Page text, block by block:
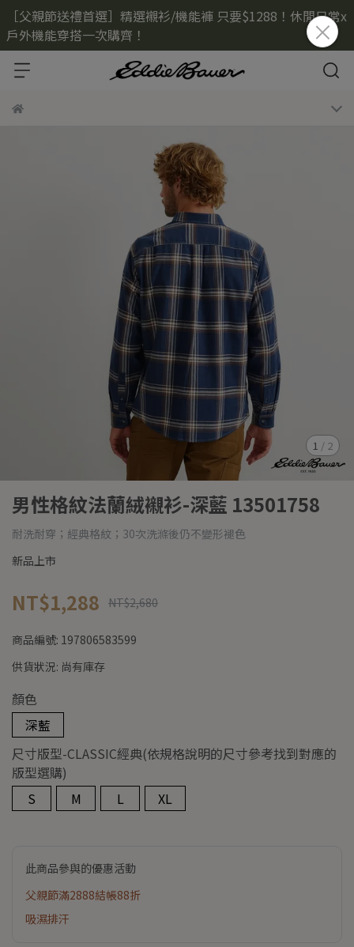
［父親節送禮首選］精選襯衫/機能褲 只要$1288！休閒日常x
戶外機能穿搭一次購齊！
1 / 2
男性格紋法蘭絨襯衫-深藍 13501758
耐洗耐穿；經典格紋；30次洗滌後仍不變形褪色
新品上市
NT$1,288 NT$2,680
商品編號: 197806583599
供貨狀況: 尚有庫存
顏色
深藍
尺寸版型-CLASSIC經典(依規格說明的尺寸參考找到對應的
版型選購)
S
M L XL
此商品參與的優惠活動
父親節滿2888結帳88折
吸濕排汗